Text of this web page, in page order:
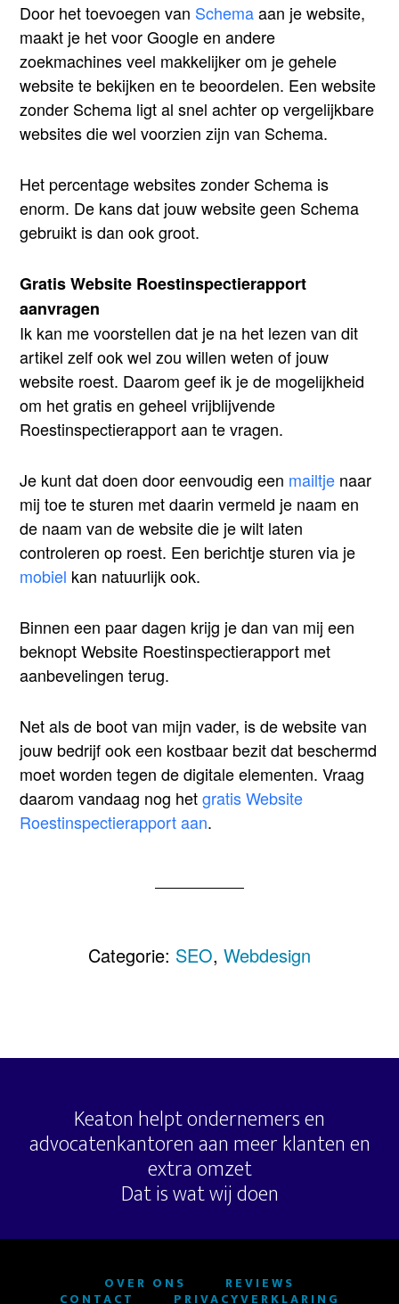
Door het toevoegen van Schemaaan je website,
maakt je het voor Google en andere
zoekmachines veel makkelijker om je gehele
website te bekijken en te beoordelen. Een website
zonder Schema ligt al snel achter op vergelijkbare
websites die wel voorzien zijn van Schema.
Het percentage websites zonder Schema is
enorm. De kans dat jouw website geen Schema
gebruikt is dan ook groot.
Gratis Website Roestinspectierapport
aanvragen
Ik kan me voorstellen dat je na het lezen van dit
artikel zelf ook wel zou willen weten of jouw
website roest. Daarom geef ik je de mogelijkheid
om het gratis en geheel vrijblijvende
Roestinspectierapport aan te vragen.
Je kunt dat doen door eenvoudig een mailtje naar
mij toe te sturen met daarin vermeld je naam en
de naam van de website die je wilt laten
controleren op roest. Een berichtje sturen via je
mobiel kan natuurlijk ook.
Binnen een paar dagen krijg je dan van mij een
beknopt Website Roestinspectierapport met
aanbevelingen terug.
Net als de boot van mijn vader, is de website van
jouw bedrijf ook een kostbaar bezit dat beschermd
moet worden tegen de digitale elementen. Vraag
daarom vandaag nog hetgratis Website
Roestinspectierapport aan.
Categorie: SEO, Webdesign
Keaton helpt ondernemers en
advocatenkantoren aan meer klanten en
extra omzet
Dat is wat wij doen
OVER ONS REVIEWS
CONTACT PRIVACYVERKLARING